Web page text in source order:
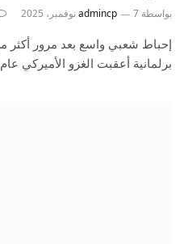
بواسطة admincp 7 نوفمبر، 2025
برلمانية أعقبت الغزو الأميركي عام 2003، يشعر قطاع…